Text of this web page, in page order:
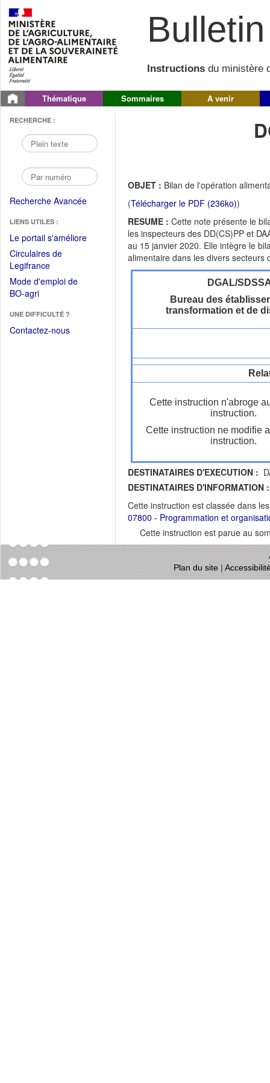
Instructions du ministère
Thématique Sommaires A venir
RECHERCHE :
Recherche Avancée
LIENS UTILES :
Le portail s'améliore(Fichier
Circulaires de
Legifrance(Ouvrir
dans
une
fenêtre)
Mode d'emploi de
BO-agri(Ouvrir
une
nouvelle
UNE DIFFICULTÉ ?
Contactez-nous
OBJET : Bilan de l'opération
(Télécharger le PDF (236ko))
RESUME : Cette note présente le
les inspecteurs des DD(CS)PP et
au 15 janvier 2020. Elle intègre le
alimentaire dans les divers
DGAL/
Bureau des
transformation et de
Cette instruction n'abroge
instruction.
Cette instruction ne modifie
instruction.
DESTINATAIRES D'EXECUTION :
DESTINATAIRES D'INFORMATION :
Cette instruction est classée dans
07800 - Programmation et
Cette instruction est parue au
Plan du site|